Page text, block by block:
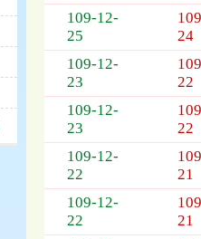
109-12-
25
24
109-12-
23
22
109-12-
23
22
109-12-
22
21
109-12-
22
21